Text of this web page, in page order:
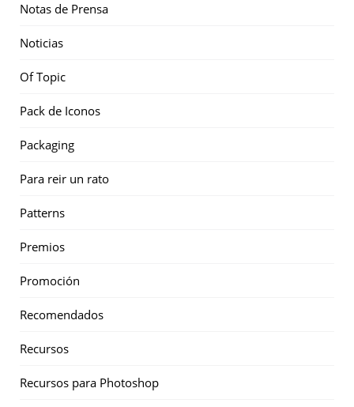
Notas de Prensa
Noticias
Of Topic
Pack de Iconos
Packaging
Para reir un rato
Patterns
Premios
Promoción
Recomendados
Recursos
Recursos para Photoshop